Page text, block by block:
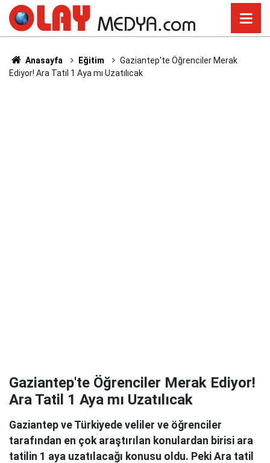
Anasayfa Eğitim
Gaziantep'te Öğrenciler Merak
Ediyor! Ara Tatil 1 Aya mı Uzatılıcak
Gaziantep'te Öğrenciler Merak Ediyor!
Ara Tatil 1 Aya mı Uzatılıcak
Gaziantep ve Türkiyede veliler ve öğrenciler
tarafından en çok araştırılan konulardan birisi ara
tatilin 1 aya uzatılacağı konusu oldu. Peki Ara tatil